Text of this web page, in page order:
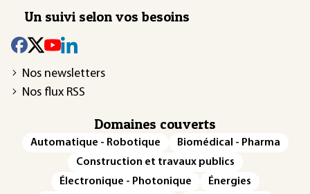
Un suivi selon vos besoins
Nos newsletters
Nos flux RSS
Domaines couverts
Automatique - Robotique
Biomédical - Pharma
Construction et travaux publics
Électronique - Photonique
Énergies